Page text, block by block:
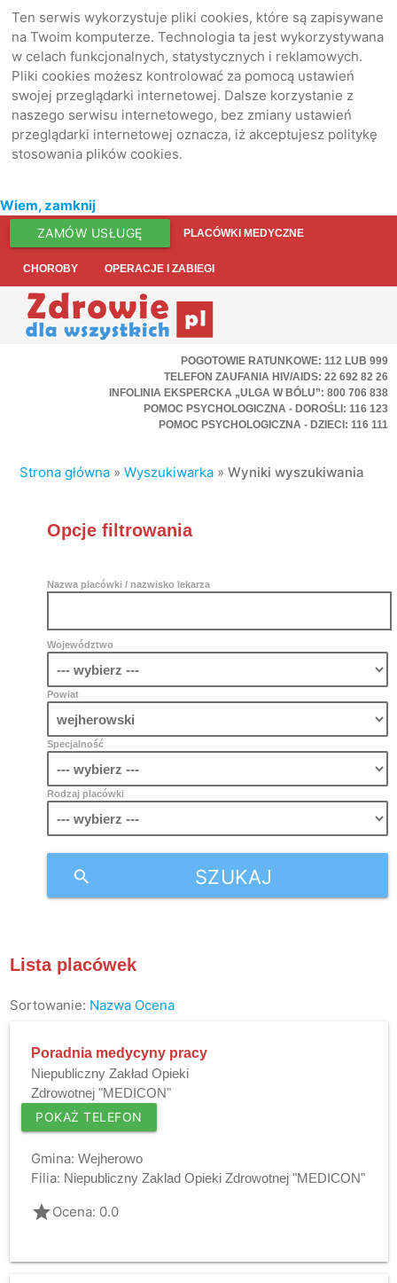
Ten serwis wykorzystuje pliki cookies, które są zapisywane
na Twoim komputerze. Technologia ta jest wykorzystywana
w celach funkcjonalnych, statystycznych i reklamowych.
Pliki cookies możesz kontrolować za pomocą ustawień
swojej przeglądarki internetowej. Dalsze korzystanie z
naszego serwisu internetowego, bez zmiany ustawień
przeglądarki internetowej oznacza, iż akceptujesz politykę
stosowania plików cookies.
Wiem, zamknij
ZAMÓW USŁUGĘ PLACÓWKI MEDYCZNE
CHOROBY OPERACJE I ZABIEGI
POGOTOWIE RATUNKOWE: 112 LUB 999
TELEFON ZAUFANIA HIV/AIDS: 22 692 82 26
INFOLINIA EKSPERCKA „ULGA W BÓLU”: 800 706 838
POMOC PSYCHOLOGICZNA - DOROŚLI: 116 123
POMOC PSYCHOLOGICZNA - DZIECI: 116 111
Strona główna »Wyszukiwarka »Wyniki wyszukiwania
Opcje filtrowania
Nazwa placówki / nazwisko lekarza
Województwo
Powiat
Specjalność
Rodzaj placówki
SZUKAJ
search
Lista placówek
Sortowanie: Nazwa Ocena
Poradnia medycyny pracy
Niepubliczny Zakład Opieki
Zdrowotnej "MEDICON"
POKAŻ TELEFON
Gmina: Wejherowo
Filia: Niepubliczny Zaklad Opieki Zdrowotnej "MEDICON"
gradeOcena: 0.0